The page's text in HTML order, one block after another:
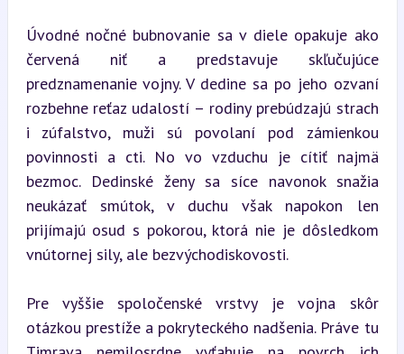
Úvodné nočné bubnovanie sa v diele opakuje ako
červená niť a predstavuje skľučujúce
predznamenanie vojny. V dedine sa po jeho ozvaní
rozbehne reťaz udalostí – rodiny prebúdzajú strach
i zúfalstvo, muži sú povolaní pod zámienkou
povinnosti a cti. No vo vzduchu je cítiť najmä
bezmoc. Dedinské ženy sa síce navonok snažia
neukázať smútok, v duchu však napokon len
prijímajú osud s pokorou, ktorá nie je dôsledkom
vnútornej sily, ale bezvýchodiskovosti.
Pre vyššie spoločenské vrstvy je vojna skôr
otázkou prestíže a pokryteckého nadšenia. Práve tu